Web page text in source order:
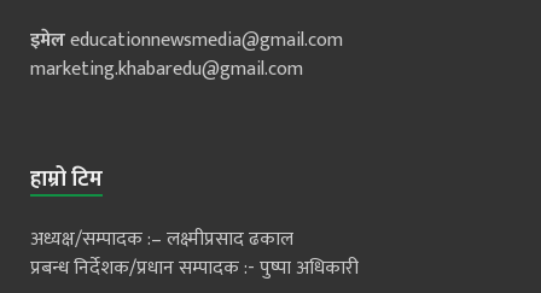
इमेलeducationnewsmedia@gmail.com
marketing.khabaredu@gmail.com
हाम्रो टिम
अध्यक्ष/सम्पादक :– लक्ष्मीप्रसाद ढकाल
प्रबन्ध निर्देशक/प्रधान सम्पादक :- पुष्पा अधिकारी